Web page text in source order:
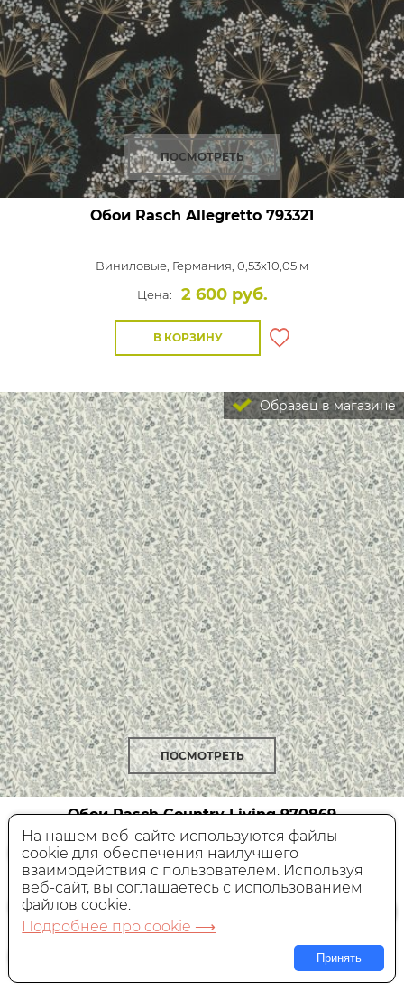
ПОСМОТРЕТЬ
Обои Rasch Allegretto 793321
Виниловые, Германия, 0,53x10,05 м
Цена:
2 600 руб.
В КОРЗИНУ
Образец в магазине
ПОСМОТРЕТЬ
Обои Rasch Country Living970869
Виниловые, Германия, 1,06x10,05 м
Цена:
3 750 руб.
В КОРЗИНУ
На нашем веб-сайте используются файлы
cookie для обеспечения наилучшего
взаимодействия с пользователем. Используя
веб-сайт, вы соглашаетесь с использованием
файлов cookie.
Подробнее про cookie ⟶
Принять